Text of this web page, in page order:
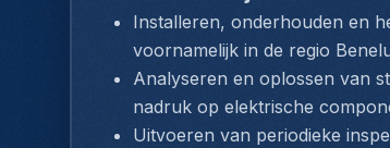
Installeren, onderhouden en
voornamelijk in de regio
Analyseren en oplossen van
nadruk op elektrische
Uitvoeren van periodieke